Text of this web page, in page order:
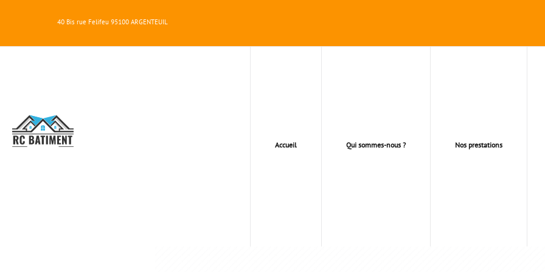
40 Bis rue Felifeu 95100 ARGENTEUIL
RC
BATIMENT
Accueil Qui sommes-nous ? Nos prestations